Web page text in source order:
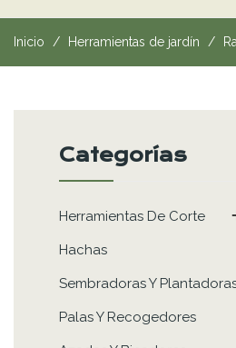
Inicio Herramientas de jardín
Categorías
Herramientas De Corte
Hachas
Sembradoras Y
Palas Y Recogedores